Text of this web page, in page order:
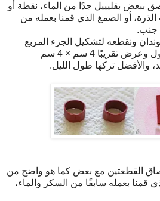
ببعض بقليييل جدًا من الماء، نقطة أو
أو الصمغ الذي قمنا بعمله من
جنب.
ونقطعه لتشكيل الجزء المربع
تقريبًا 4 سم × 4 سم
والأفضل تركها طول الليل.
القطعتين مع بعض كما هو واضح من
قمنا بعمله سابقًا من السكر والماء،